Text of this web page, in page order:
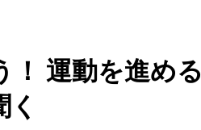
！ 運動を進める